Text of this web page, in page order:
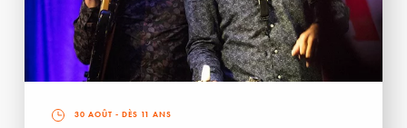
30 AOÛT - DÈS 11 ANS